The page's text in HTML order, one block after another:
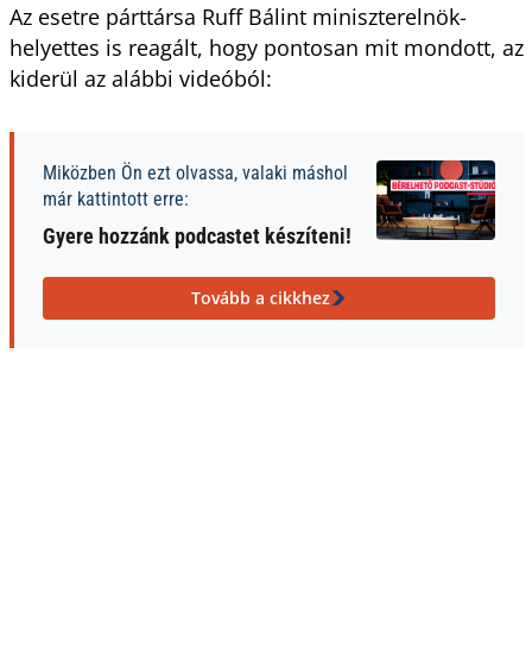
Az esetre párttársa Ruff Bálint miniszterelnök-
helyettes is reagált, hogy pontosan mit mondott, az
kiderül az alábbi videóból:
Miközben Ön ezt olvassa, valaki máshol
már kattintott erre:
Gyere hozzánk podcastet készíteni!
Tovább a cikkhez